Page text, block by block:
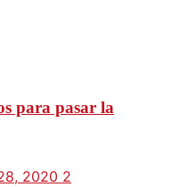
para pasar la
2020 2